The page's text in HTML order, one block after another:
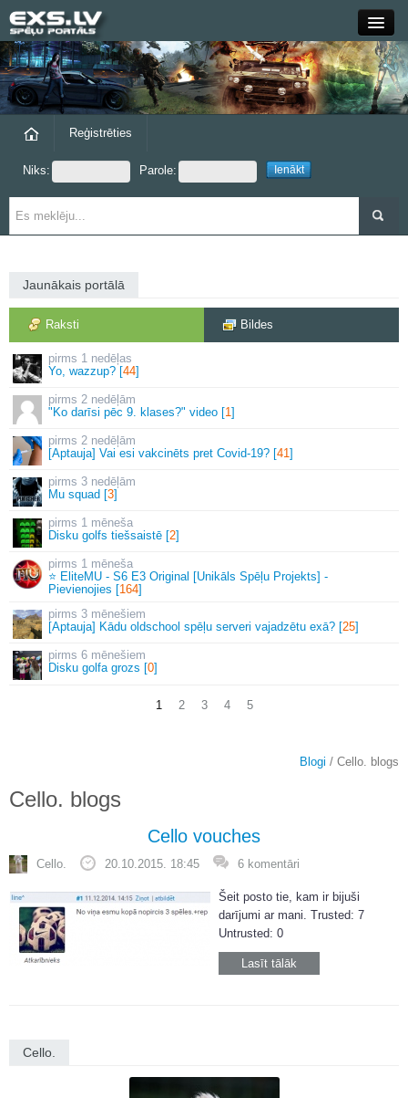
Close
Forums
Grupas
Reģistrēties
Niks: Parole:
Jaunākais portālā
Raksti Bildes
1 nedēļas
Yo, wazzup? [44]
2 nedēļām
"Ko darīsi pēc 9. klases?" video [1]
2 nedēļām
[Aptauja] Vai esi vakcinēts pret Covid-19? [41]
3 nedēļām
Mu squad [3]
1 mēneša
Disku golfs tiešsaistē [2]
1 mēneša
⭐ EliteMU - S6 E3 Original [Unikāls Spēļu Projekts] -
Pievienojies [164]
3 mēnešiem
[Aptauja] Kādu oldschool spēļu serveri vajadzētu exā? [25]
6 mēnešiem
Disku golfa grozs [0]
1 2 3 4 5
Blogi / Cello. blogs
Cello. blogs
Cello vouches
Cello. 20.10.2015. 18:45 6 komentāri
Šeit posto tie, kam ir bijuši
darījumi ar mani. Trusted: 7
Untrusted: 0
Lasīt tālāk
Cello.